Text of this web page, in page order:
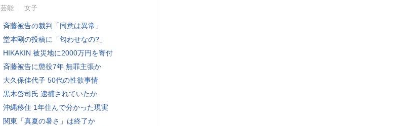
芸能 女子
斉藤被告の裁判「同意は異常」
堂本剛の投稿に「匂わせなの?」
HIKAKIN 被災地に2000万円を寄付
斉藤被告に懲役7年 無罪主張か
大久保佳代子 50代の性欲事情
黒木啓司氏 逮捕されていたか
沖縄移住 1年住んで分かった現実
関東「真夏の暑さ」は終了か